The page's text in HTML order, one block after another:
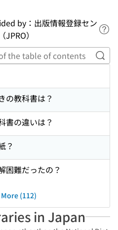
by：出版情報登録セン
JPRO）
の教科書は？
書の違いは？
？
難だったの？
(112)
in Japan